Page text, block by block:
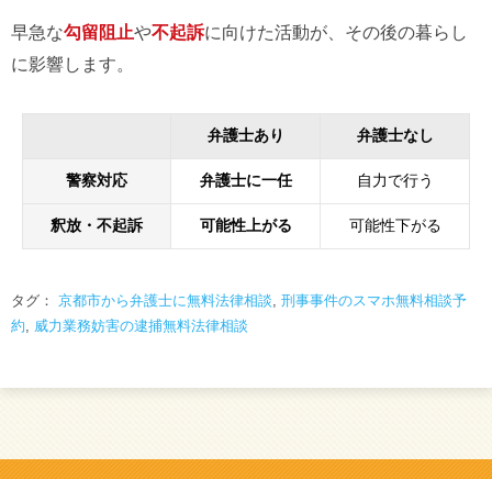
早急な勾留阻止や不起訴に向けた活動が、その後の暮らし
に影響します。
弁護士あり 弁護士なし
警察対応 弁護士に一任 自力で行う
釈放・不起訴 可能性上がる 可能性下がる
タグ： 京都市から弁護士に無料法律相談, 刑事事件のスマホ無料相談予
約, 威力業務妨害の逮捕無料法律相談